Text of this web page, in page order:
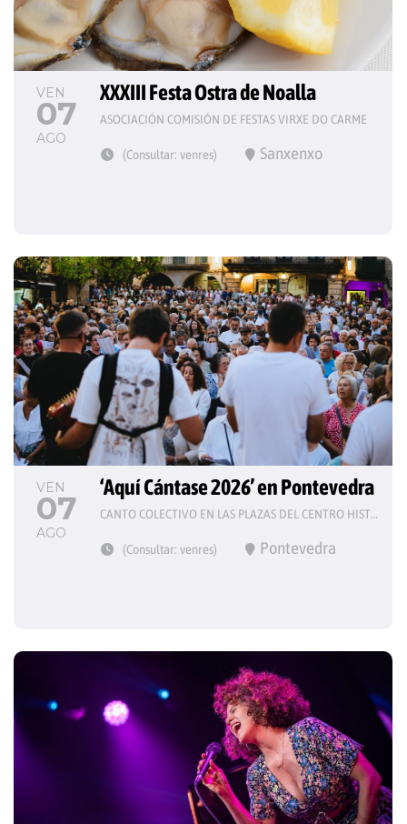
VEN
07
AGO
XXXIII Festa Ostra de Noalla
ASOCIACIÓN COMISIÓN DE FESTAS VIRXE DO CARME
(Consultar: venres) Sanxenxo
VEN
07
AGO
‘Aquí Cántase 2026’ en Pontevedra
CANTO COLECTIVO EN LAS PLAZAS DEL CENTRO HISTÓRICO
(Consultar: venres) Pontevedra